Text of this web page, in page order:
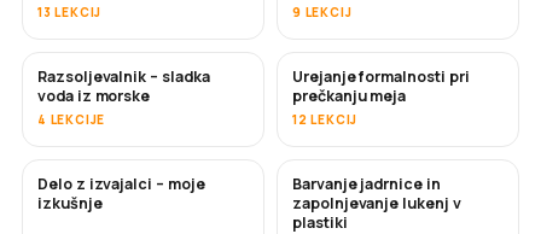
13 LEKCIJ 9 LEKCIJ
KMALU
Razsoljevalnik – sladka
voda iz morske
4 LEKCIJE
Urejanje formalnosti pri
prečkanju meja
12 LEKCIJ
KMALU
Delo z izvajalci – moje
izkušnje
KMALU
Barvanje jadrnice in
zapolnjevanje lukenj v
plastiki